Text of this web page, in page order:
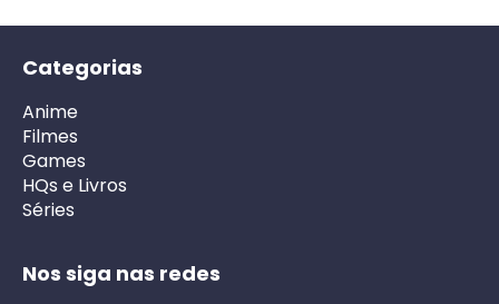
Categorias
Anime
Filmes
Games
HQs e Livros
Séries
Nos siga nas redes